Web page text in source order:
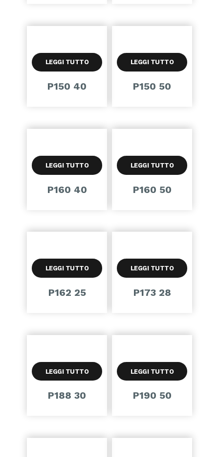
LEGGI TUTTO
P150 40
LEGGI TUTTO
P150 50
LEGGI TUTTO
P160 40
LEGGI TUTTO
P160 50
LEGGI TUTTO
P162 25
LEGGI TUTTO
P173 28
LEGGI TUTTO
P188 30
LEGGI TUTTO
P190 50